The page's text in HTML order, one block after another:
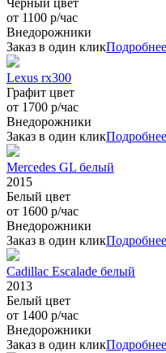
Черный цвет
от 1100 р/час
Внедорожники
Заказ в один кликПодробнее
Lexus rx300
Графит цвет
от 1700 р/час
Внедорожники
Заказ в один кликПодробнее
Mercedes GL белый
2015
Белый цвет
от 1600 р/час
Внедорожники
Заказ в один кликПодробнее
Cadillac Escalade белый
2013
Белый цвет
от 1400 р/час
Внедорожники
Заказ в один кликПодробнее